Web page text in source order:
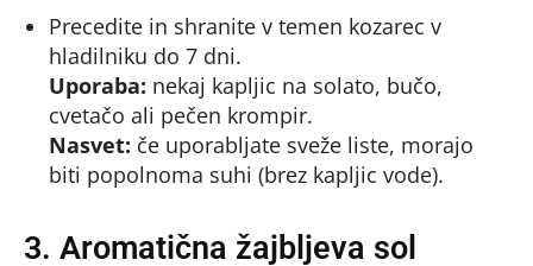
Precedite in shranite v temen kozarec v
hladilniku do 7 dni.
Uporaba: nekaj kapljic na solato, bučo,
cvetačo ali pečen krompir.
Nasvet: če uporabljate sveže liste, morajo
biti popolnoma suhi (brez kapljic vode).
3. Aromatična žajbljeva sol